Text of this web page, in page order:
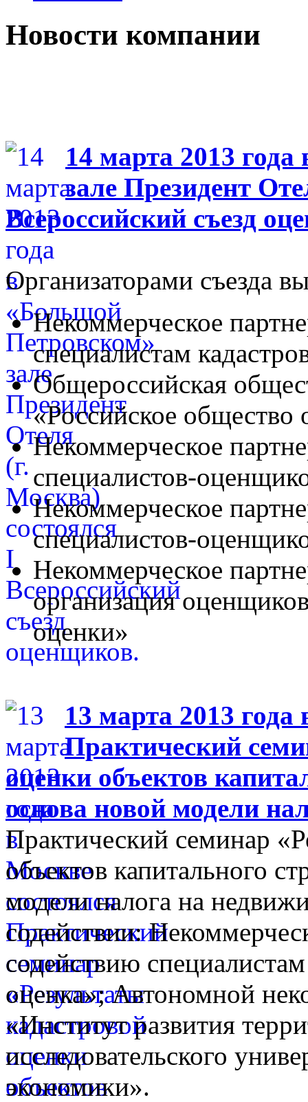
Новости компании
14 марта 2013
зале Президент
Всероссийский съезд
Организаторами съезда
Некоммерческое
специалистам
Общероссийская
«Российское общество
Некоммерческое
специалистов-
Некоммерческое
специалистов-
Некоммерческое
организация
оценки»
13 марта 2013 года
Практический
оценки объектов
основа новой модели
Практический семинар
объектов капитального
модели налога на
содействии:
содействию
оценка»; Автономной
«Институт развития
исследовательского
экономики».